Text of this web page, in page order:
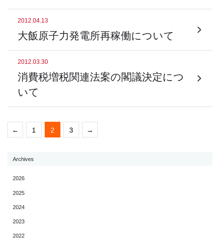
2012.04.13
大飯原子力発電所再稼働について
2012.03.30
消費税増税関連法案の閣議決定につ
いて
← 1 2 3 →
Archives
2026
2025
2024
2023
2022